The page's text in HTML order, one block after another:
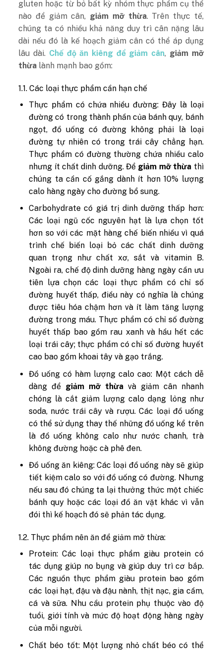
gluten hoặc từ bỏ bất kỳ nhóm thực phẩm cụ thể
nào để giảm cân, giảm mỡ thừa. Trên thực tế,
chúng ta có nhiều khả năng duy trì cân nặng lâu
dài nếu đó là kế hoạch giảm cân có thể áp dụng
lâu dài. Chế độ ăn kiêng để giảm cân, giảm mỡ
thừa lành mạnh bao gồm:
1.1. Các loại thực phẩm cần hạn chế
Thực phẩm có chứa nhiều đường: Đây là loại
đường có trong thành phần của bánh quy, bánh
ngọt, đồ uống có đường không phải là loại
đường tự nhiên có trong trái cây chẳng hạn.
Thực phẩm có đường thường chứa nhiều calo
nhưng ít chất dinh dưỡng. Để giảm mỡ thừa thì
chúng ta cần cố gắng dành ít hơn 10% lượng
calo hàng ngày cho đường bổ sung.
Carbohydrate có giá trị dinh dưỡng thấp hơn:
Các loại ngũ cốc nguyên hạt là lựa chọn tốt
hơn so với các mặt hàng chế biến nhiều vì quá
trình chế biến loại bỏ các chất dinh dưỡng
quan trọng như chất xơ, sắt và vitamin B.
Ngoài ra, chế độ dinh dưỡng hàng ngày cần ưu
tiên lựa chọn các loại thực phẩm có chỉ số
đường huyết thấp, điều này có nghĩa là chúng
được tiêu hóa chậm hơn và ít làm tăng lượng
đường trong máu. Thực phẩm có chỉ số đường
huyết thấp bao gồm rau xanh và hầu hết các
loại trái cây; thực phẩm có chỉ số đường huyết
cao bao gồm khoai tây và gạo trắng.
Đồ uống có hàm lượng calo cao: Một cách dễ
dàng để giảm mỡ thừa và giảm cân nhanh
chóng là cắt giảm lượng calo dạng lỏng như
soda, nước trái cây và rượu. Các loại đồ uống
có thể sử dụng thay thế những đồ uống kể trên
là đồ uống không calo như nước chanh, trà
không đường hoặc cà phê đen.
Đồ uống ăn kiêng: Các loại đồ uống này sẽ giúp
tiết kiệm calo so với đồ uống có đường. Nhưng
nếu sau đó chúng ta lại thưởng thức một chiếc
bánh quy hoặc các loại đồ ăn vặt khác vì vẫn
đói thì kế hoạch đó sẽ phản tác dụng.
1.2. Thực phẩm nên ăn để giảm mỡ thừa:
Protein: Các loại thực phẩm giàu protein có
tác dụng giúp no bụng và giúp duy trì cơ bắp.
Các nguồn thực phẩm giàu protein bao gồm
các loại hạt, đậu và đậu nành, thịt nạc, gia cầm,
cá và sữa. Nhu cầu protein phụ thuộc vào độ
tuổi, giới tính và mức độ hoạt động hàng ngày
của mỗi người.
Chất béo tốt: Một lượng nhỏ chất béo có thể